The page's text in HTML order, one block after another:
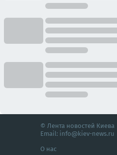
© Лента новостей Киева
Email: info@kiev-news.ru
О нас